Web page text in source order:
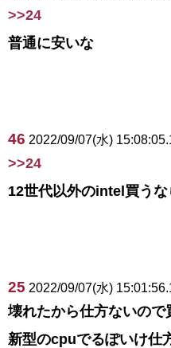
>>24
普通に安いな
46 2022/09/07(水)
>>24
12世代以外のintel買う
25 2022/09/07(水)
壊れたから仕方ないので
新型のcpuでるぽいけ仕